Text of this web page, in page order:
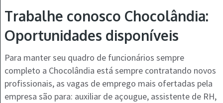
Trabalhe conosco Chocolândia:
Oportunidades disponíveis
Para manter seu quadro de funcionários sempre
completo a Chocolândia está sempre contratando novos
profissionais, as vagas de emprego mais ofertadas pela
empresa são para: auxiliar de açougue, assistente de RH,